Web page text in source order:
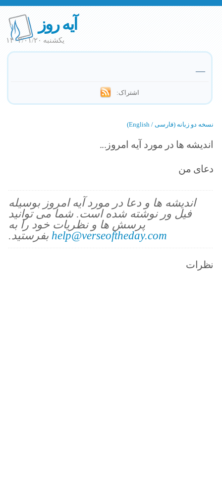
آیه روز
یکشنبه ۱۴۰۲/۰۱/۲۰
—
اشتراک:
نسخه دو زبانه (فارسی / English)
اندیشه ها در مورد آیه امروز...
دعای من
اندیشه ها و دعا در مورد آیه امروز بوسیله
فیل ور نوشته شده است. شما می توانید
پرسش ها و نظریات خود را به
help@verseoftheday.com بفرستید.
نظرات